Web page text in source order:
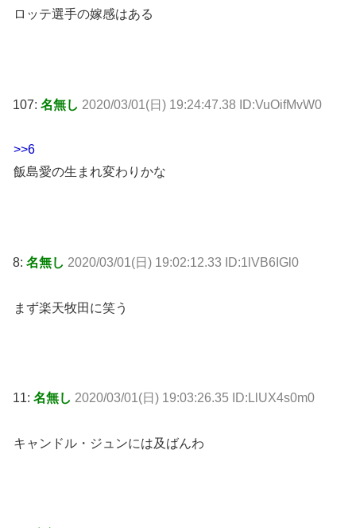
ロッテ選手の嫁感はある
107: 名無し 2020/03/01(日) 19:24:47.38 ID:VuOifMvW0
>>6
飯島愛の生まれ変わりかな
8: 名無し 2020/03/01(日) 19:02:12.33 ID:1lVB6IGl0
まず楽天牧田に笑う
11: 名無し 2020/03/01(日) 19:03:26.35 ID:LlUX4s0m0
キャンドル・ジュンには及ばんわ